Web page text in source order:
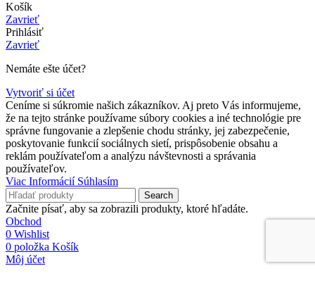
Košík
Zavrieť
Prihlásiť
Zavrieť
Nemáte ešte účet?
Vytvoriť si účet
Ceníme si súkromie našich zákazníkov. Aj preto Vás informujeme,
že na tejto stránke používame súbory cookies a iné technológie pre
správne fungovanie a zlepšenie chodu stránky, jej zabezpečenie,
poskytovanie funkcií sociálnych sietí, prispôsobenie obsahu a
reklám používateľom a analýzu návštevnosti a správania
používateľov.
Viac Informácií Viac
Súhlasím
Search
Začnite písať, aby sa zobrazili produkty, ktoré hľadáte.
Obchod
0 Wishlist
0 položka Košík
Môj účet